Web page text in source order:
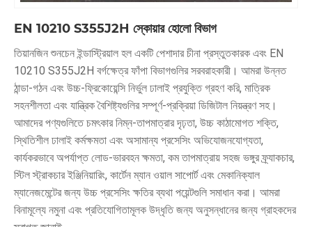
EN 10210 S355J2H স্কোয়ার হোলো বিভাগ
তিয়ানজিন শুনচেন ইন্ডাস্ট্রিয়াল হল একটি পেশাদার চীনা প্রস্তুতকারক এবং EN
10210 S355J2H বর্গক্ষেত্র ফাঁপা বিভাগগুলির সরবরাহকারী। আমরা উন্নত
ঠান্ডা-গঠন এবং উচ্চ-ফ্রিকোয়েন্সি নির্ভুল ঢালাই প্রযুক্তি গ্রহণ করি, মাত্রিক
সহনশীলতা এবং যান্ত্রিক বৈশিষ্ট্যগুলির সম্পূর্ণ-প্রক্রিয়া ডিজিটাল নিয়ন্ত্রণ সহ।
আমাদের পণ্যগুলিতে চমৎকার নিম্ন-তাপমাত্রার দৃঢ়তা, উচ্চ কাঠামোগত শক্তি,
স্থিতিশীল ঢালাই কর্মক্ষমতা এবং অসামান্য প্রসেসিং অভিযোজনযোগ্যতা,
কার্যকরভাবে অপর্যাপ্ত লোড-ভারবহন ক্ষমতা, কম তাপমাত্রায় সহজ ভঙ্গুর ফ্র্যাকচার,
স্টিল স্ট্রাকচার ইঞ্জিনিয়ারিং, কার্টেন ম্যান ওয়াল সাপোর্ট এবং মেকানিক্যাল
ম্যানেজমেন্টের জন্য উচ্চ প্রসেসিং ক্ষতির ব্যথা পয়েন্টগুলি সমাধান করা। আমরা
বিনামূল্যে নমুনা এবং প্রতিযোগিতামূলক উদ্ধৃতি জন্য অনুসন্ধানের জন্য গ্রাহকদের